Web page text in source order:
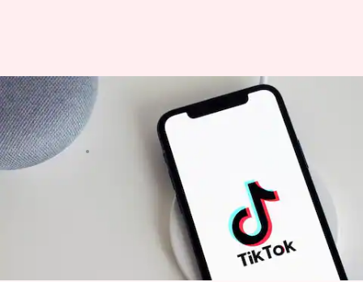
Mengungkap tren 'istri mafia'
di TikTok yang viral
menulis Bob 12:04 pm
Kebangkitan bulu dalam tren istri mafia tahun
2024 menandai perubahan besar dari gaya
minimalis ramping yang dulu dominan, yang